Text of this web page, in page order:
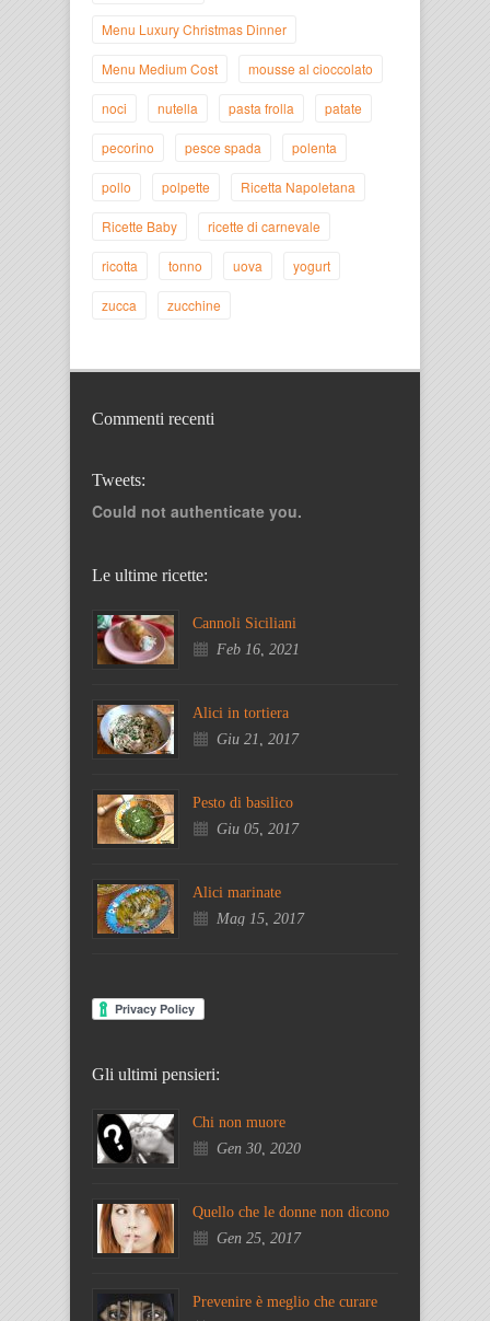
Menu Luxury Christmas Dinner
Menu Medium Cost mousse al cioccolato
noci nutella pasta frolla patate
pecorino pesce spada polenta
pollo polpette Ricetta Napoletana
Ricette Baby ricette di carnevale
ricotta tonno uova yogurt
zucca zucchine
Commenti recenti
Tweets:
Could not authenticate you.
Le ultime ricette:
Cannoli Siciliani
Feb 16, 2021
Alici in tortiera
Giu 21, 2017
Pesto di basilico
Giu 05, 2017
Alici marinate
Mag 15, 2017
Gli ultimi pensieri:
Chi non muore
Gen 30, 2020
Quello che le donne non dicono
Gen 25, 2017
Prevenire è meglio che curare